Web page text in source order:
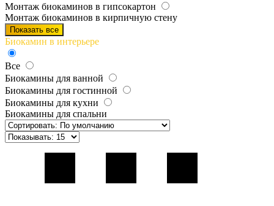
Монтаж биокаминов в гипсокартон
Монтаж биокаминов в кирпичную стену
Показать все
Биокамин в интерьере
Все
Биокамины для ванной
Биокамины для гостинной
Биокамины для кухни
Биокамины для спальни